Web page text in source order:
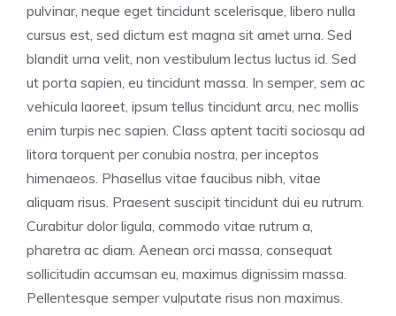
pulvinar, neque eget tincidunt scelerisque, libero nulla
cursus est, sed dictum est magna sit amet urna. Sed
blandit urna velit, non vestibulum lectus luctus id. Sed
ut porta sapien, eu tincidunt massa. In semper, sem ac
vehicula laoreet, ipsum tellus tincidunt arcu, nec mollis
enim turpis nec sapien. Class aptent taciti sociosqu ad
litora torquent per conubia nostra, per inceptos
himenaeos. Phasellus vitae faucibus nibh, vitae
aliquam risus. Praesent suscipit tincidunt dui eu rutrum.
Curabitur dolor ligula, commodo vitae rutrum a,
pharetra ac diam. Aenean orci massa, consequat
sollicitudin accumsan eu, maximus dignissim massa.
Pellentesque semper vulputate risus non maximus.